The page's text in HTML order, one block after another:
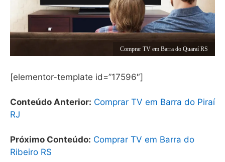
Comprar TV em Barra do Quaraí RS
[elementor-template id=”17596″]
Conteúdo Anterior: Comprar TV em Barra do Piraí
RJ
Próximo Conteúdo: Comprar TV em Barra do
Ribeiro RS